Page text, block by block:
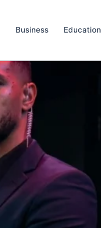
Business Education